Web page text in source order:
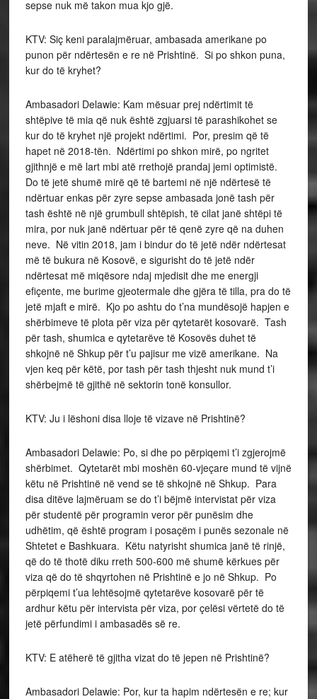
sepse nuk më takon mua kjo gjë.
KTV: Siç keni paralajmëruar, ambasada amerikane po
punon për ndërtesën e re në Prishtinë. Si po shkon puna,
kur do të kryhet?
Ambasadori Delawie: Kam mësuar prej ndërtimit të
shtëpive të mia që nuk është zgjuarsi të parashikohet se
kur do të kryhet një projekt ndërtimi. Por, presim që të
hapet në 2018-tën. Ndërtimi po shkon mirë, po ngritet
gjithnjë e më lart mbi atë rrethojë prandaj jemi optimistë.
Do të jetë shumë mirë që të bartemi në një ndërtesë të
ndërtuar enkas për zyre sepse ambasada jonë tash për
tash është në një grumbull shtëpish, të cilat janë shtëpi të
mira, por nuk janë ndërtuar për të qenë zyre që na duhen
neve. Në vitin 2018, jam i bindur do të jetë ndër ndërtesat
më të bukura në Kosovë, e sigurisht do të jetë ndër
ndërtesat më miqësore ndaj mjedisit dhe me energji
efiçente, me burime gjeotermale dhe gjëra të tilla, pra do të
jetë mjaft e mirë. Kjo po ashtu do t’na mundësojë hapjen e
shërbimeve të plota për viza për qytetarët kosovarë. Tash
për tash, shumica e qytetarëve të Kosovës duhet të
shkojnë në Shkup për t’u pajisur me vizë amerikane. Na
vjen keq për këtë, por tash për tash thjesht nuk mund t’i
shërbejmë të gjithë në sektorin tonë konsullor.
KTV: Ju i lëshoni disa lloje të vizave në Prishtinë?
Ambasadori Delawie: Po, si dhe po përpiqemi t’i zgjerojmë
shërbimet. Qytetarët mbi moshën 60-vjeçare mund të vijnë
këtu në Prishtinë në vend se të shkojnë në Shkup. Para
disa ditëve lajmëruam se do t’i bëjmë intervistat për viza
për studentë për programin veror për punësim dhe
udhëtim, që është program i posaçëm i punës sezonale në
Shtetet e Bashkuara. Këtu natyrisht shumica janë të rinjë,
që do të thotë diku rreth 500-600 më shumë kërkues për
viza që do të shqyrtohen në Prishtinë e jo në Shkup. Po
përpiqemi t’ua lehtësojmë qytetarëve kosovarë për të
ardhur këtu për intervista për viza, por çelësi vërtetë do të
jetë përfundimi i ambasadës së re.
KTV: E atëherë të gjitha vizat do të jepen në Prishtinë?
Ambasadori Delawie: Por, kur ta hapim ndërtesën e re; kur